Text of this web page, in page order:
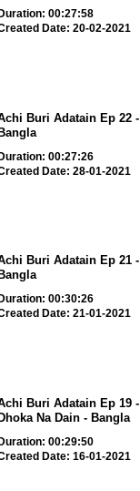
Duration: 00:27:58
Date: 20-02-2021
Buri Adatain Ep 22 -
00:27:26
Date: 28-01-2021
Buri Adatain Ep 21 -
Bangla
Duration: 00:30:26
Date: 21-01-2021
Buri Adatain Ep 19 -
Na Dain - Bangla
00:29:50
Date: 16-01-2021